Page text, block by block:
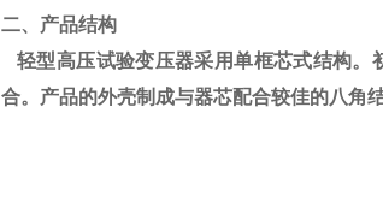
二、产品结构
轻型高压试验变压器采用单框芯式结构。
合。产品的外壳制成与器芯配合较佳的八角